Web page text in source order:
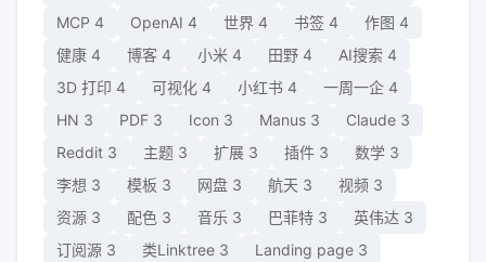
MCP 4 OpenAI 4 世界 4 书签 4 作图 4
健康 4 博客 4 小米 4 田野 4 AI搜索 4
3D 打印 4 可视化 4 小红书 4 一周一企 4
HN 3 PDF 3 Icon 3 Manus 3 Claude 3
Reddit 3 主题 3 扩展 3 插件 3 数学 3
李想 3 模板 3 网盘 3 航天 3 视频 3
资源 3 配色 3 音乐 3 巴菲特 3 英伟达 3
订阅源 3 类Linktree 3 Landing page 3